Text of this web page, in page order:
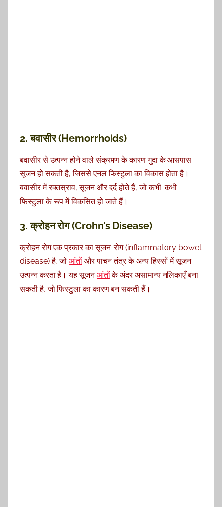
2. बवासीर (Hemorrhoids)
बवासीर से उत्पन्न होने वाले संक्रमण के कारण गुदा के आसपास
सूजन हो सकती है, जिससे एनल फिस्टुला का विकास होता है।
बवासीर में रक्तस्राव, सूजन और दर्द होते हैं, जो कभी-कभी
फिस्टुला के रूप में विकसित हो जाते हैं।
3. क्रोहन रोग (Crohn’s Disease)
क्रोहन रोग एक प्रकार का सूजन-रोग (inflammatory bowel
disease) है, जो आंत ों और पाचन तंत्र के अन्य हिस्सों में सूजन
उत्पन्न करता है। यह सूजनआंतों के अंदर असामान्य नलिकाएँ बना
सकती है, जो फिस्टुला का कारण बन सकती हैं।